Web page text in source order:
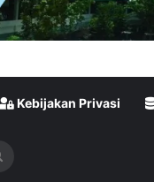
Kebijakan Privasi
Cari